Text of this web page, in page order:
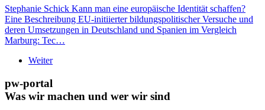
Stephanie Schick Kann man eine europäische Identität schaffen?
Eine Beschreibung EU-initiierter bildungspolitischer Versuche und
deren Umsetzungen in Deutschland und Spanien im Vergleich
Marburg: Tec…
Weiter
pw-portal
Was wir machen und wer wir sind